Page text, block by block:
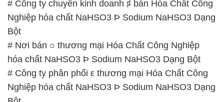
# Công ty phân phối ε thương mại Hóa Chất Công
Nghiệp hóa chất NaHSO3 Þ Sodium NaHSO3 Dạng
Bột
# Đơn vị chuyên kinh doanh – cung cấp Hóa Chất
Công Nghiệp hóa chất NaHSO3 Þ Sodium NaHSO3
Dạng Bột
# Nhà kinh doanh × bán Hóa Chất Công Nghiệp hóa